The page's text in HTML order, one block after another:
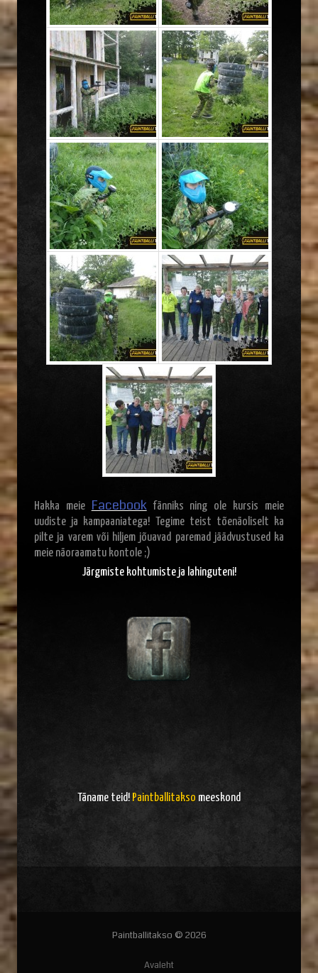
Hakka meie Facebookfänniks ning ole kursis meie
uudiste ja kampaaniatega! Tegime teist tõenäoliselt ka
pilte ja varem või hiljem jõuavad paremad jäädvustused ka
meie näoraamatu kontole ;)
Järgmiste kohtumiste ja lahinguteni!
Täname teid! Paintballitakso meeskond
Paintballitakso © 2026
Avaleht